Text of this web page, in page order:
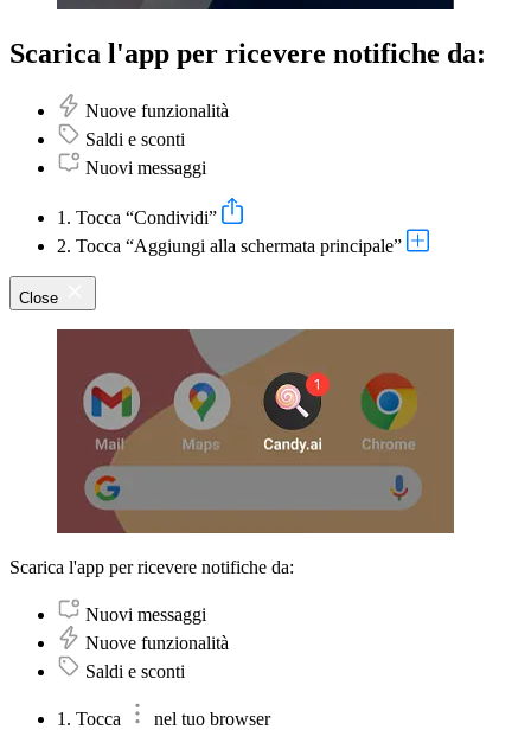
Scarica l'app per ricevere notifiche da:
Nuove funzionalità
Saldi e sconti
Nuovi messaggi
1. Tocca “Condividi”
2. Tocca “Aggiungi alla schermata principale”
Close
Scarica l'app per ricevere notifiche da:
Nuovi messaggi
Nuove funzionalità
Saldi e sconti
1. Tocca
nel tuo browser